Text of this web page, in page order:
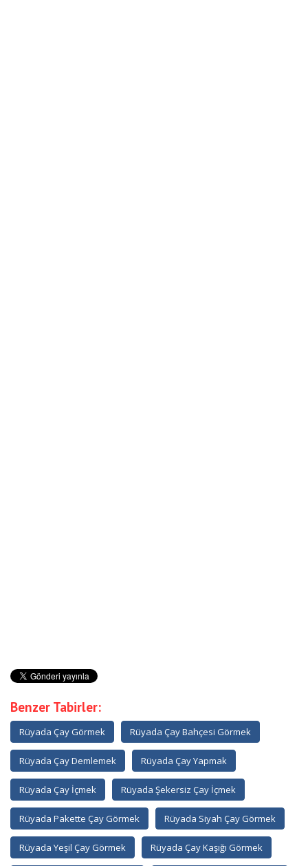
Benzer Tabirler:
Rüyada Çay Görmek Rüyada Çay Bahçesi Görmek
Rüyada Çay Demlemek Rüyada Çay Yapmak
Rüyada Çay İçmek Rüyada Şekersiz Çay İçmek
Rüyada Pakette Çay Görmek Rüyada Siyah Çay Görmek
Rüyada Yeşil Çay Görmek Rüyada Çay Kaşığı Görmek